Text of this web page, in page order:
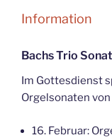
Information
Bachs Trio
Im Gottesdienst
Orgelsonaten
16. Februar: